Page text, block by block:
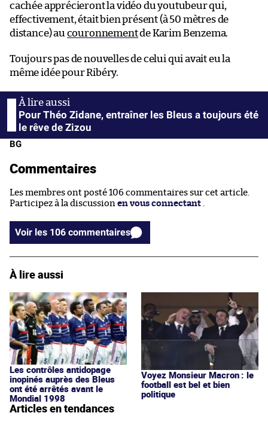
cachée apprécieront la vidéo du youtubeur qui,
effectivement, était bien présent (à 50 mètres de
distance) au couronnementde Karim Benzema.
Toujours pas de nouvelles de celui qui avait eu la
même idée pour Ribéry.
Pour Théo Zidane, entraîner les Bleus a toujours été
le rêve de Zizou
BG
Commentaires
Les membres ont posté 106 commentaires sur cet article.
Participez à la discussion en vous connectant .
Voir les 106 commentaires
À lire aussi
Les contrôles antidopage
inopinés auprès des Bleus
ont été arrêtés avant le
Mondial 1998
Voyez Monsieur Macron : le
football est bel et bien
politique
Articles en tendances